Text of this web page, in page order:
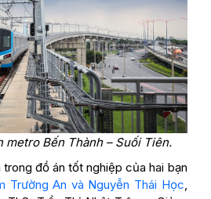
metro Bến Thành – Suối Tiên.
đồ án tốt nghiệp của hai bạn
Trường An và Nguyễn Thái Học,